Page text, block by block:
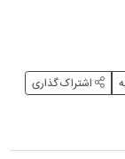
اشتراک گذاری